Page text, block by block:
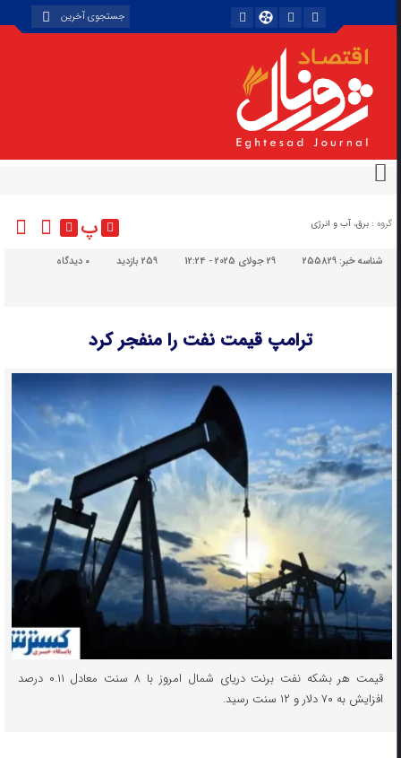
گروه : برق، آب و انرژی پ
شناسه خبر:255829 29 جولای 2025 - 12:24 259 بازدید دیدگاه
ترامپ قیمت نفت را منفجر کرد
قیمت هر بشکه نفت برنت دریای شمال امروز با ۸ سنت معادل ۰.۱۱ درصد
افزایش به ۷۰ دلار و ۱۲ سنت رسید.